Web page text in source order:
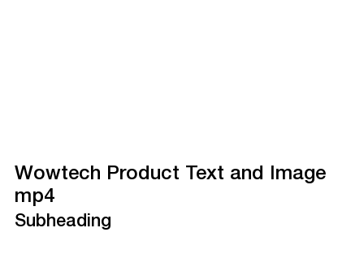
Wowtech Product Text and Image
mp4
Subheading